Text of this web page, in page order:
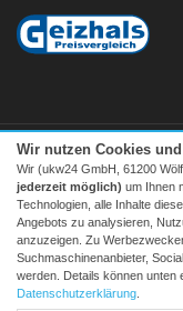
Alle Preise inkl.
Wir nutzen Cookies
Wir (ukw24 GmbH, 61200
jederzeit möglich) um Ihnen
Technologien, alle Inhalte
Angebots zu analysieren,
anzuzeigen. Zu
Suchmaschinenanbieter,
werden. Details können unten
Datenschutzerklärung